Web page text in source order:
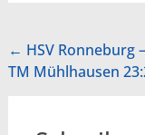
← HSV Ronneburg
TM Mühlhausen